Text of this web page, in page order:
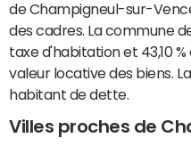
de Champigneul-sur-
des cadres. La commune
taxe d'habitation et 43,10
valeur locative des biens.
habitant de dette.
Villes proches de